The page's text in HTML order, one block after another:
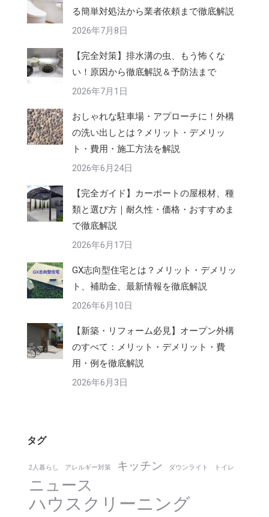
る簡単対処法から業者依頼まで徹底解説
2026年7月8日
【完全対策】排水溝の虫、もう怖くな
い！原因から徹底解説＆予防法まで
2026年7月1日
おしゃれな駐車場・アプローチに！外構
の洗い出しとは？メリット・デメリッ
ト・費用・施工方法を解説
2026年6月24日
【完全ガイド】カーポートの屋根材、種
類と選び方｜耐久性・価格・おすすめま
で徹底解説
2026年6月17日
GX志向型住宅とは？メリット・デメリッ
ト、補助金、最新情報を徹底解説
2026年6月10日
【新築・リフォーム必見】オープン外構
のすべて：メリット・デメリット・費
用・例を徹底解説
2026年6月3日
タグ
2人暮らし アレルギー対策 キッチン ダウンライト トイレ
ニュース
ハウスクリーニング